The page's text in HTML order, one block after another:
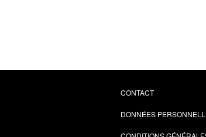
CONTACT
DONNÉES